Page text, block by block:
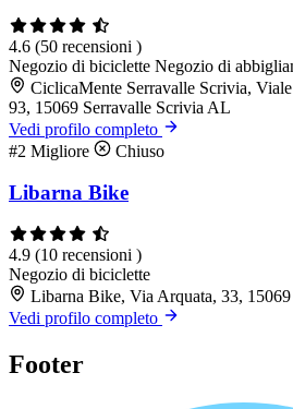
4.6 (50 recensioni )
Negozio di biciclette Negozio di
CiclicaMente Serravalle Scrivia,
93, 15069 Serravalle Scrivia AL
Vedi profilo completo
#2 Migliore Chiuso
Libarna Bike
4.9 (10 recensioni )
Negozio di biciclette
Libarna Bike, Via Arquata, 33,
Vedi profilo completo
Footer